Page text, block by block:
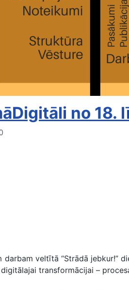
no 18.
veltītā “Strādā jebkur!”
transformācijai –